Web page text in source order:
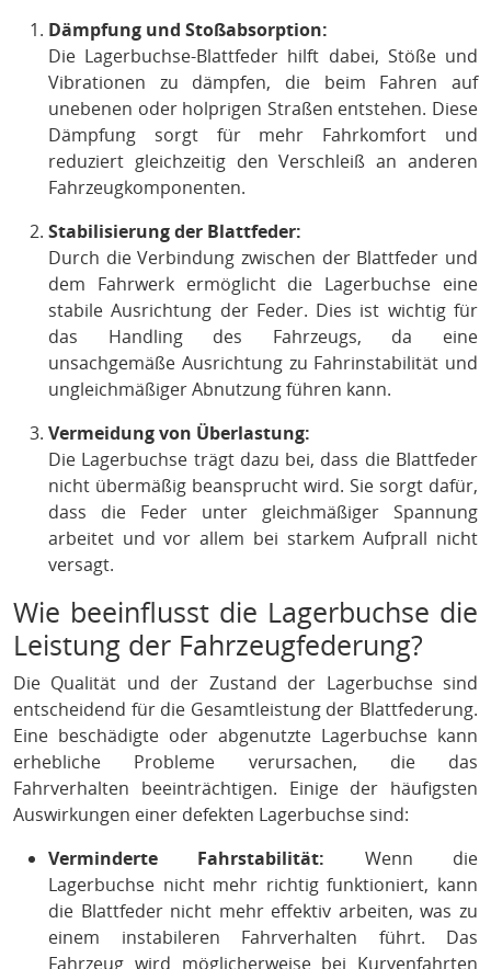
Dämpfung und Stoßabsorption:
Die Lagerbuchse-Blattfeder hilft dabei, Stöße und
Vibrationen zu dämpfen, die beim Fahren auf
unebenen oder holprigen Straßen entstehen. Diese
Dämpfung sorgt für mehr Fahrkomfort und
reduziert gleichzeitig den Verschleiß an anderen
Fahrzeugkomponenten.
Stabilisierung der Blattfeder:
Durch die Verbindung zwischen der Blattfeder und
dem Fahrwerk ermöglicht die Lagerbuchse eine
stabile Ausrichtung der Feder. Dies ist wichtig für
das Handling des Fahrzeugs, da eine
unsachgemäße Ausrichtung zu Fahrinstabilität und
ungleichmäßiger Abnutzung führen kann.
Vermeidung von Überlastung:
Die Lagerbuchse trägt dazu bei, dass die Blattfeder
nicht übermäßig beansprucht wird. Sie sorgt dafür,
dass die Feder unter gleichmäßiger Spannung
arbeitet und vor allem bei starkem Aufprall nicht
versagt.
Wie beeinflusst die Lagerbuchse die
Leistung der Fahrzeugfederung?
Die Qualität und der Zustand der Lagerbuchse sind
entscheidend für die Gesamtleistung der Blattfederung.
Eine beschädigte oder abgenutzte Lagerbuchse kann
erhebliche Probleme verursachen, die das
Fahrverhalten beeinträchtigen. Einige der häufigsten
Auswirkungen einer defekten Lagerbuchse sind:
Verminderte Fahrstabilität: Wenn die
Lagerbuchse nicht mehr richtig funktioniert, kann
die Blattfeder nicht mehr effektiv arbeiten, was zu
einem instabileren Fahrverhalten führt. Das
Fahrzeug wird möglicherweise bei Kurvenfahrten